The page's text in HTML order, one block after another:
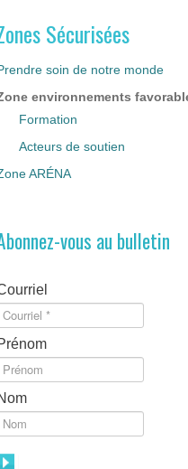
Sécurisées
soin de notre monde
environnements
Formation
Acteurs de soutien
ARÉNA
vous au bulletin